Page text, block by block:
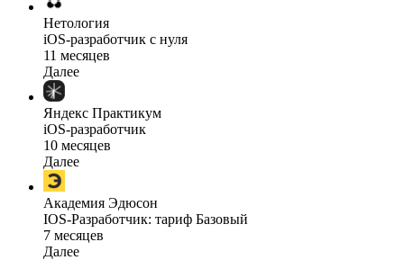
Нетология
iOS-разработчик с нуля
11 месяцев
Далее
Яндекс Практикум
iOS-разработчик
10 месяцев
Далее
Академия Эдюсон
IOS-Разработчик: тариф Базовый
7 месяцев
Далее